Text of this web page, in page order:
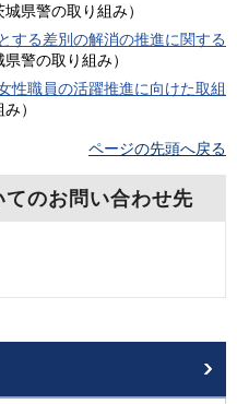
城県警の取り組み）
する差別の解消の推進に関する
警の取り組み）
性職員の活躍推進に向けた取組
）
ページの先頭へ戻る
のお問い合わせ先